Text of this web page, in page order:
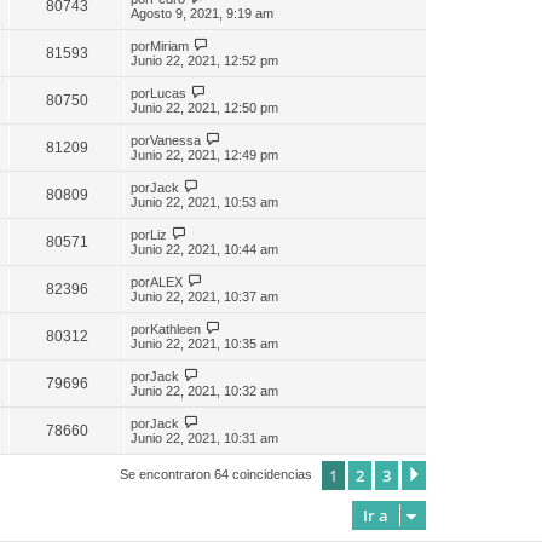
80743
Agosto 9, 2021, 9:19 am
81593 porMiriam
Junio 22, 2021, 12:52 pm
80750 porLucas
Junio 22, 2021, 12:50 pm
81209 porVanessa
Junio 22, 2021, 12:49 pm
80809 porJack
Junio 22, 2021, 10:53 am
80571 porLiz
Junio 22, 2021, 10:44 am
82396 porALEX
Junio 22, 2021, 10:37 am
80312 porKathleen
Junio 22, 2021, 10:35 am
79696 porJack
Junio 22, 2021, 10:32 am
78660 porJack
Junio 22, 2021, 10:31 am
Se encontraron 64 coincidencias 1 2 3
Ir a